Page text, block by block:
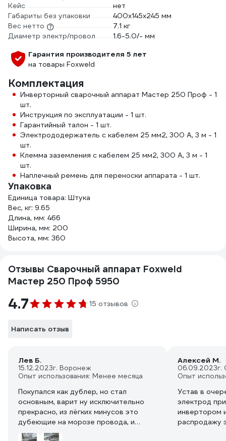
Кейс
нет
Габариты без упаковки
400х145х245 мм
Вес нетто
7.1 кг
Диаметр электр/провол
1.6-5.0/- мм
Гарантия производителя 5 лет
на товары Foxweld
Комплектация
Инверторный сварочный аппарат Мастер 250 Проф - 1
шт.
Инструкция по эксплуатации - 1 шт.
Гарантийный талон - 1 шт.
Электрододержатель с кабелем 25 мм2, 300 А, 3 м - 1
шт.
Клемма заземления с кабелем 25 мм2, 300 A, 3 м - 1
шт.
Наплечный ремень для переноски аппарата - 1 шт.
Упаковка
Единица товара: Штука
Вес, кг: 9.65
Длина, мм: 466
Ширина, мм: 200
Высота, мм: 360
Отзывы Сварочный аппарат Foxweld
Мастер 250 Проф 5950
4.7 15 отзывов
Написать отзыв
Лев Б.
15.12.2023г. Воронеж
Опыт использования: Менее месяца
Покупался как дублер, но стал
основным, варит ну исключительно
прекрасно, из лёгких минусов это
дубеющие на морозе провода, и
практически отсутствующий
Алексей М.
06.09.2023г.
Опыт
Устав в
электрод
инвертором
распродажу